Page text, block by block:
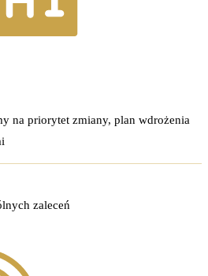
na priorytet zmiany, plan wdrożenia
zaleceń